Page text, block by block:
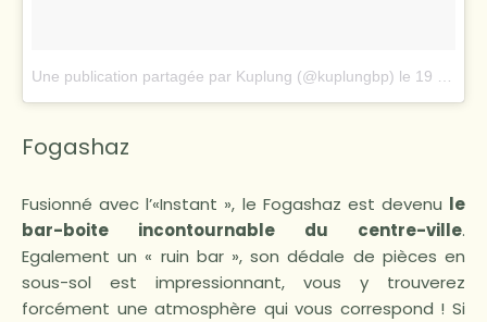
Une publication partagée par Kuplung (@kuplungbp) le 19 Juil. 2016 à 5 :40 PDT
Fogashaz
Fusionné avec l’«Instant », le Fogashaz est devenu le
bar-boite incontournable du centre-ville.
Egalement un « ruin bar », son dédale de pièces en
sous-sol est impressionnant, vous y trouverez
forcément une atmosphère qui vous correspond ! Si